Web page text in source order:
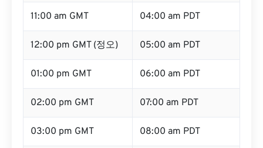
11:00 am GMT 04:00 am PDT
12:00 pm GMT (정오) 05:00 am PDT
01:00 pm GMT 06:00 am PDT
02:00 pm GMT 07:00 am PDT
03:00 pm GMT 08:00 am PDT